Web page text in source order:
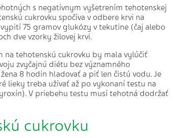
s negatívnym vyšetrením tehotenskej
cukrovku spočíva v odbere krvi na
75 gramov glukózy v tekutine (čaj alebo
dve vzorky žilovej krvi.
na tehotenskú cukrovku by mala vylúčiť
zvyčajnú diétu bez významného
8 hodín hladovať a piť len čistú vodu. Je
lieky treba užívať až po vykonaní testu na
V priebehu testu musí tehotná dodržať
cukrovku